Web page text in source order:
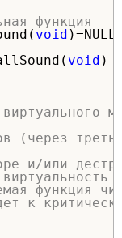
функция
void
void )
(через
и/или
и
функция
к